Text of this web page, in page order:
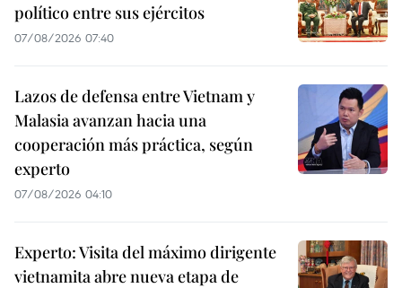
político entre sus ejércitos
07/08/2026 07:40
Lazos de defensa entre Vietnam y
Malasia avanzan hacia una
cooperación más práctica, según
experto
07/08/2026 04:10
Experto: Visita del máximo dirigente
vietnamita abre nueva etapa de